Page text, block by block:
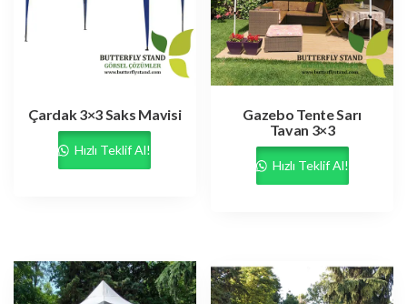
Çardak 3×3 Saks Mavisi
Hızlı Teklif Al!
Gazebo Tente Sarı
Tavan 3×3
Hızlı Teklif Al!